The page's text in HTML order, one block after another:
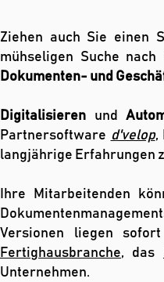
Ziehen auch Sie einen
mühseligen Suche
Dokumenten- und
Digitalisieren und
Partnersoftware d'velop,
langjährige Erfahrungen
Ihre Mitarbeitenden
Versionen liegen
Fertighausbranche, das
Unternehmen.